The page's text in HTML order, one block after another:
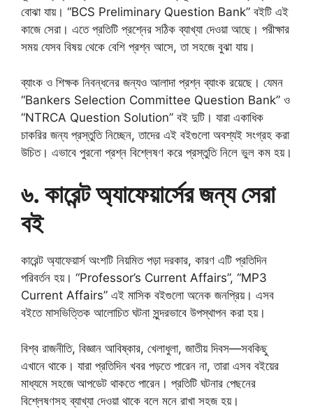
বোঝা যায়। “BCS Preliminary Question Bank” বইটি এই
কাজে সেরা। এতে প্রতিটি প্রশ্নের সঠিক ব্যাখ্যা দেওয়া আছে। পরীক্ষার
সময় যেসব বিষয় থেকে বেশি প্রশ্ন আসে, তা সহজে বুঝা যায়।
ব্যাংক ও শিক্ষক নিবন্ধনের জন্যও আলাদা প্রশ্ন ব্যাংক রয়েছে। যেমন
“Bankers Selection Committee Question Bank” ও
“NTRCA Question Solution” বই দুটি। যারা একাধিক
চাকরির জন্য প্রস্তুতি নিচ্ছেন, তাদের এই বইগুলো অবশ্যই সংগ্রহ করা
উচিত। এভাবে পুরনো প্রশ্ন বিশ্লেষণ করে প্রস্তুতি নিলে ভুল কম হয়।
৬. কারেন্ট অ্যাফেয়ার্সের জন্য সেরা
বই
কারেন্ট অ্যাফেয়ার্স অংশটি নিয়মিত পড়া দরকার, কারণ এটি প্রতিদিন
পরিবর্তন হয়। “Professor’s Current Affairs”, “MP3
Current Affairs” এই মাসিক বইগুলো অনেক জনপ্রিয়। এসব
বইতে মাসভিত্তিক আলোচিত ঘটনা সুন্দরভাবে উপস্থাপন করা হয়।
বিশ্ব রাজনীতি, বিজ্ঞান আবিষ্কার, খেলাধুলা, জাতীয় দিবস—সবকিছু
এখানে থাকে। যারা প্রতিদিন খবর পড়তে পারেন না, তারা এসব বইয়ের
মাধ্যমে সহজে আপডেট থাকতে পারেন। প্রতিটি ঘটনার পেছনের
বিশ্লেষণসহ ব্যাখ্যা দেওয়া থাকে বলে মনে রাখা সহজ হয়।